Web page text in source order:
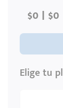
Elige tu